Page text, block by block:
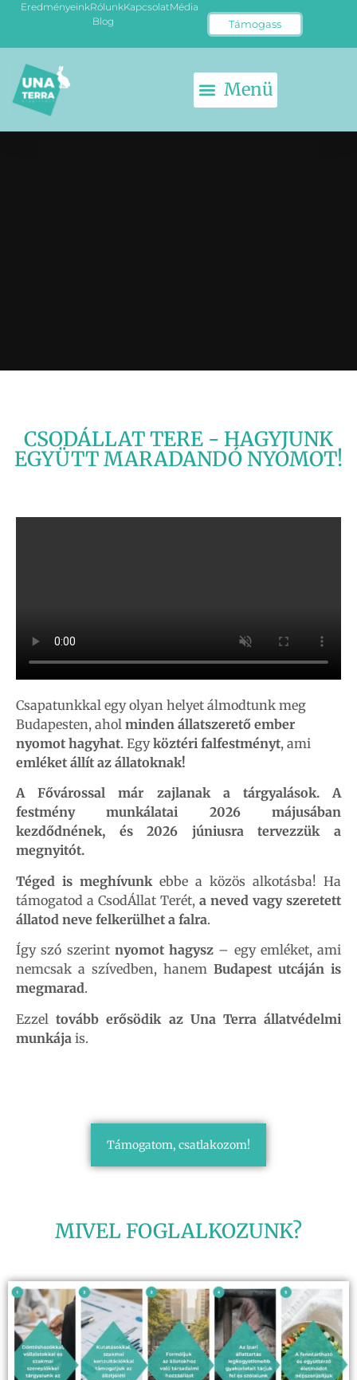
EredményeinkRólunkKapcsolatMédia
Blog
Támogass
CSODÁLLAT TERE - HAGYJUNK
EGYÜTT MARADANDÓ NYOMOT!
Csapatunkkal egy olyan helyet álmodtunk meg
Budapesten, ahol minden állatszerető ember
nyomot hagyhat. Egyköztéri falfestményt, ami
emléket állít az állatoknak!
A Fővárossal már zajlanak a tárgyalások.A
festmény munkálatai 2026 májusában
kezdődnének, és 2026 júniusra tervezzük a
megnyitót.
Téged is meghívunk ebbe a közös alkotásba! Ha
támogatod a CsodÁllat Terét, a neved vagy szeretett
állatod neve felkerülhet a falra.
Így szó szerint nyomot hagysz – egy emléket, ami
nemcsak a szívedben, hanem Budapest utcáján is
megmarad.
Ezzel tovább erősödik az Una Terra állatvédelmi
munkája is.
Támogatom, csatlakozom!
MIVEL FOGLALKOZUNK?